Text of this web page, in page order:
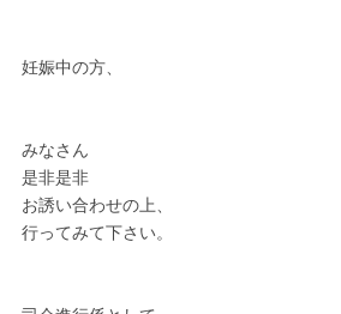
妊娠中の方、
みなさん
是非是非
お誘い合わせの上、
行ってみて下さい。